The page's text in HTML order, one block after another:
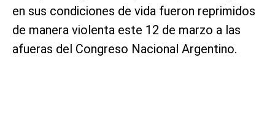
en sus condiciones de vida fueron reprimidos
de manera violenta este 12 de marzo a las
afueras del Congreso Nacional Argentino.